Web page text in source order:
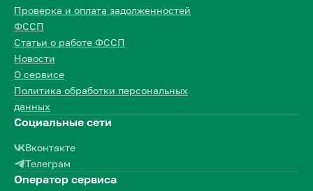
Проверка и оплата задолженностей
ФССП
Статьи о работе ФССП
Новости
О сервисе
Политика обработки персональных
данных
Социальные сети
Вконтакте
Телеграм
Оператор сервиса